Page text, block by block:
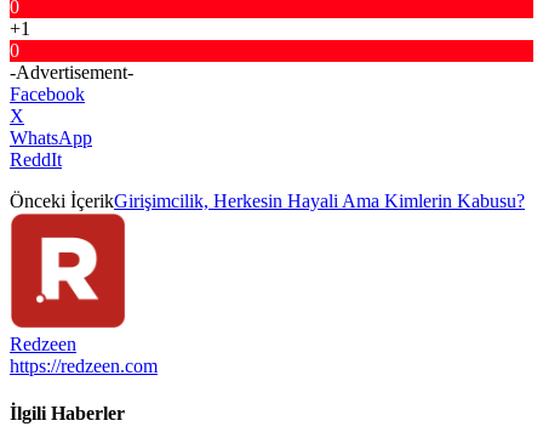
0
+1
0
-Advertisement-
Facebook
X
WhatsApp
ReddIt
Önceki İçerikGirişimcilik, Herkesin Hayali Ama Kimlerin Kabusu?
Redzeen
https://redzeen.com
İlgili Haberler